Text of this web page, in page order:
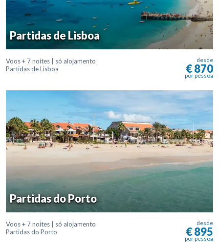
Partidas de Lisboa
Voos + 7 noites | só alojamento
Partidas de Lisboa
desde
€ 870
por pessoa
Partidas do Porto
Voos + 7 noites | só alojamento
Partidas do Porto
desde
€ 895
por pessoa